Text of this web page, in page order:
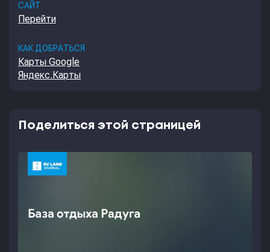
САЙТ
Перейти
КАК ДОБРАТЬСЯ
Карты Google
Яндекс.Карты
Поделиться этой страницей